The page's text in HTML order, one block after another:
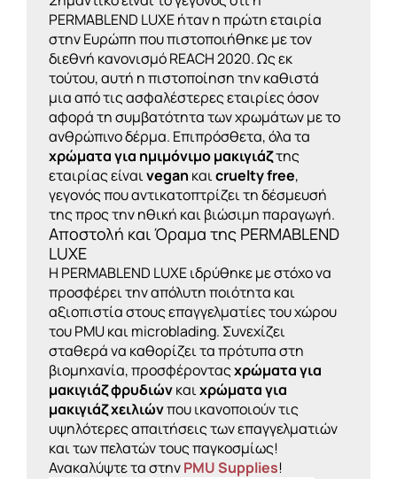
PERMABLEND LUXE ήταν η πρώτη εταιρία
στην Ευρώπη που πιστοποιήθηκε με τον
διεθνή κανονισμό REACH 2020. Ως εκ
τούτου, αυτή η πιστοποίηση την καθιστά
μια από τις ασφαλέστερες εταιρίες όσον
αφορά τη συμβατότητα των χρωμάτων με το
ανθρώπινο δέρμα. Επιπρόσθετα, όλα τα
χρώματα για ημιμόνιμο μακιγιάζτης
εταιρίας είναιvegan καιcruelty free,
γεγονός που αντικατοπτρίζει τη δέσμευσή
της προς την ηθική και βιώσιμη παραγωγή.
Αποστολή και Όραμα της PERMABLEND
LUXE
Η PERMABLEND LUXE ιδρύθηκε με στόχο να
προσφέρει την απόλυτη ποιότητα και
αξιοπιστία στους επαγγελματίες του χώρου
του PMU και microblading. Συνεχίζει
σταθερά να καθορίζει τα πρότυπα στη
βιομηχανία, προσφέρονταςχρώματα για
μακιγιάζ φρυδιώνκαιχρώματα για
μακιγιάζ χειλιώνπου ικανοποιούν τις
υψηλότερες απαιτήσεις των επαγγελματιών
και των πελατών τους παγκοσμίως!
Ανακαλύψτε τα στηνPMU Supplies!